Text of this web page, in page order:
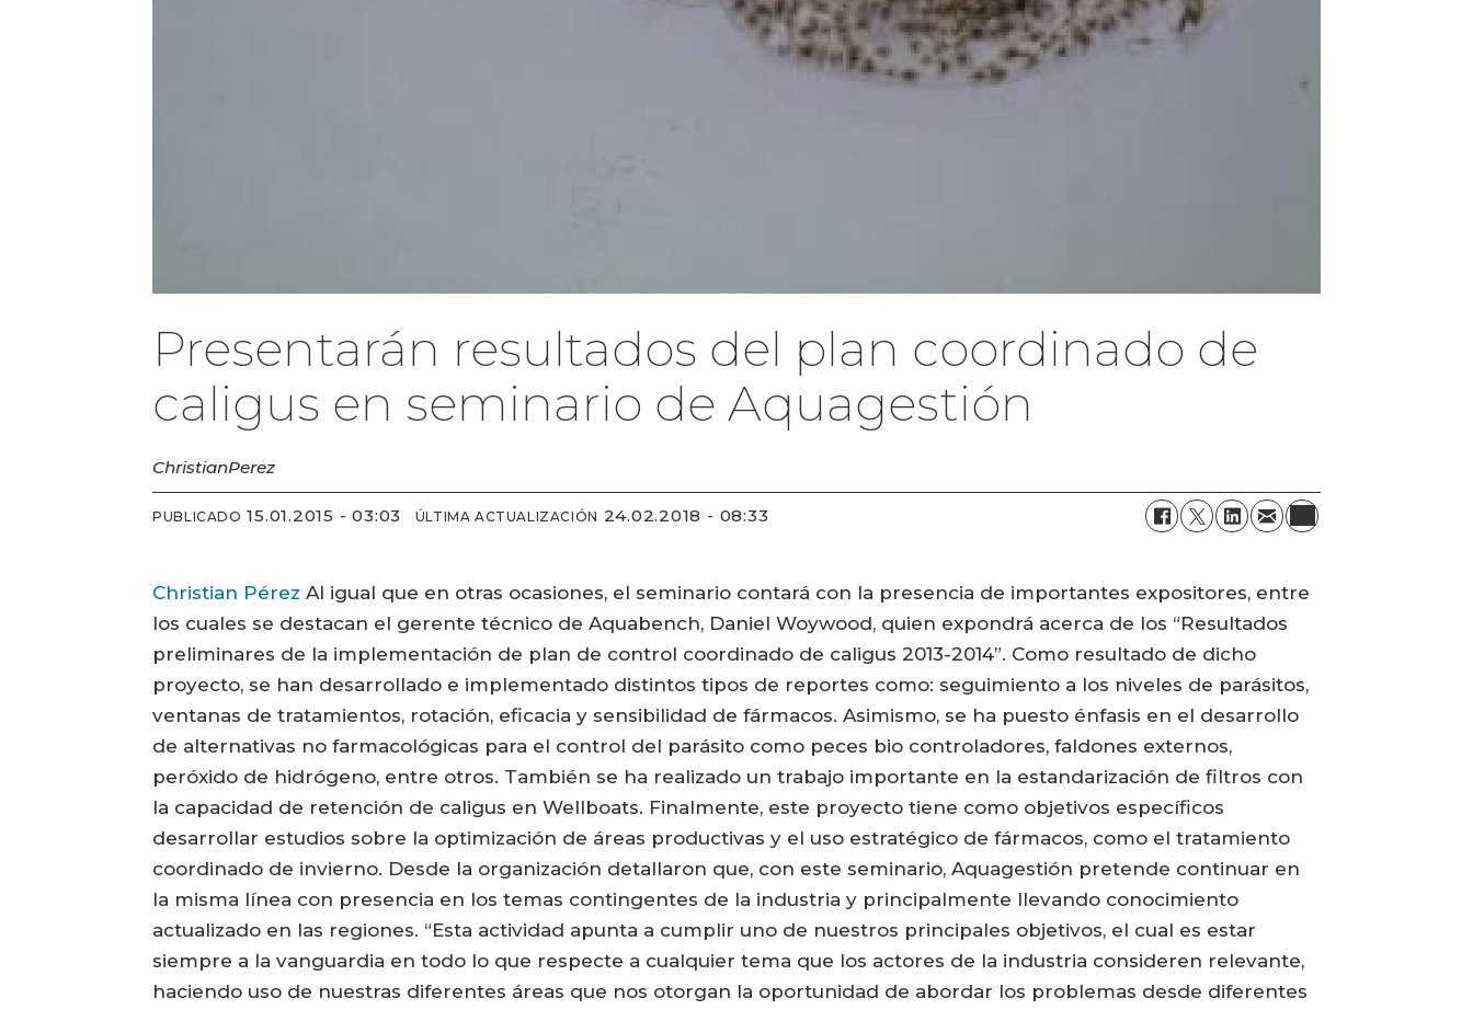
Presentarán resultados del plan coordinado de
caligus en seminario de Aquagestión
ChristianPerez
PUBLICADO 15.01.2015 - 03:03 ÚLTIMA ACTUALIZACIÓN 24.02.2018 - 08:33
Christian Pérez Al igual que en otras ocasiones, el seminario contará con la presencia de importantes expositores, entre
los cuales se destacan el gerente técnico de Aquabench, Daniel Woywood, quien expondrá acerca de los “Resultados
preliminares de la implementación de plan de control coordinado de caligus 2013-2014”. Como resultado de dicho
proyecto, se han desarrollado e implementado distintos tipos de reportes como: seguimiento a los niveles de parásitos,
ventanas de tratamientos, rotación, eficacia y sensibilidad de fármacos. Asimismo, se ha puesto énfasis en el desarrollo
de alternativas no farmacológicas para el control del parásito como peces bio controladores, faldones externos,
peróxido de hidrógeno, entre otros. También se ha realizado un trabajo importante en la estandarización de filtros con
la capacidad de retención de caligus en Wellboats. Finalmente, este proyecto tiene como objetivos específicos
desarrollar estudios sobre la optimización de áreas productivas y el uso estratégico de fármacos, como el tratamiento
coordinado de invierno. Desde la organización detallaron que, con este seminario, Aquagestión pretende continuar en
la misma línea con presencia en los temas contingentes de la industria y principalmente llevando conocimiento
actualizado en las regiones. “Esta actividad apunta a cumplir uno de nuestros principales objetivos, el cual es estar
siempre a la vanguardia en todo lo que respecte a cualquier tema que los actores de la industria consideren relevante,
haciendo uso de nuestras diferentes áreas que nos otorgan la oportunidad de abordar los problemas desde diferentes